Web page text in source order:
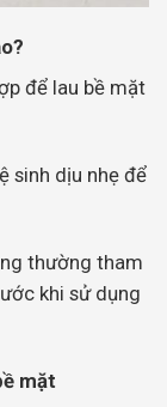
để lau bề mặt
sinh dịu nhẹ để
thường tham
khi sử dụng
mặt